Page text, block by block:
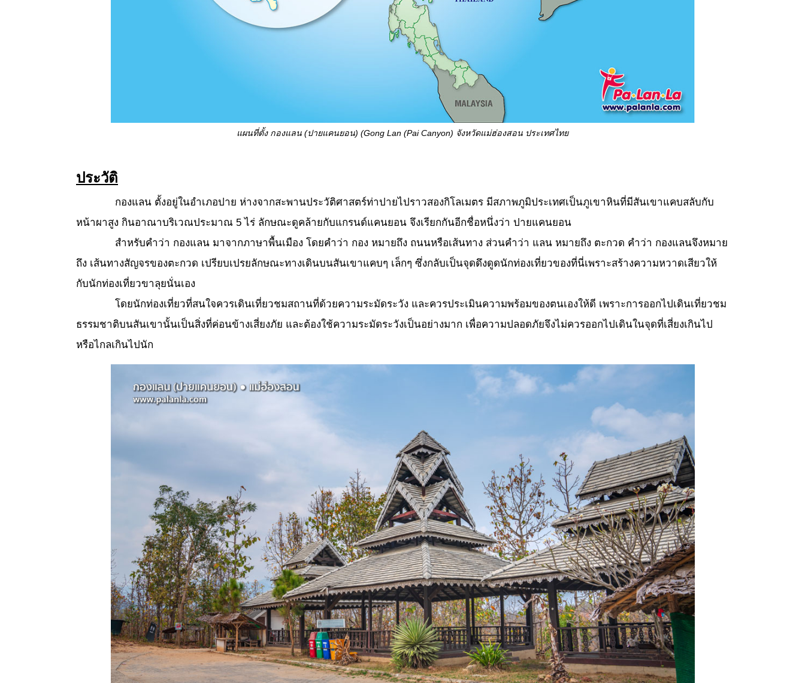
แผนที่ตั้ง กองแลน (ปายแคนยอน) (Gong Lan (Pai Canyon) จังหวัดแม่ฮ่องสอน ประเทศไทย
ประวัติ
กองแลน ตั้งอยู่ในอำเภอปาย ห่างจากสะพานประวัติศาสตร์ท่าปายไปราวสองกิโลเมตร มีสภาพภูมิประเทศเป็นภูเขาหินที่มีสันเขาแคบสลับกับ
หน้าผาสูง กินอาณาบริเวณประมาณ 5 ไร่ ลักษณะดูคล้ายกับแกรนด์แคนยอน จึงเรียกกันอีกชื่อหนึ่งว่า ปายแคนยอน
สำหรับคำว่า กองแลน มาจากภาษาพื้นเมือง โดยคำว่า กอง หมายถึง ถนนหรือเส้นทาง ส่วนคำว่า แลน หมายถึง ตะกวด คำว่า กองแลนจึงหมาย
ถึง เส้นทางสัญจรของตะกวด เปรียบเปรยลักษณะทางเดินบนสันเขาแคบๆ เล็กๆ ซึ่งกลับเป็นจุดดึงดูดนักท่องเที่ยวของที่นี่เพราะสร้างความหวาดเสียวให้
กับนักท่องเที่ยวขาลุยนั่นเอง
โดยนักท่องเที่ยวที่สนใจควรเดินเที่ยวชมสถานที่ด้วยความระมัดระวัง และควรประเมินความพร้อมของตนเองให้ดี เพราะการออกไปเดินเที่ยวชม
ธรรมชาติบนสันเขานั้นเป็นสิ่งที่ค่อนข้างเสี่ยงภัย และต้องใช้ความระมัดระวังเป็นอย่างมาก เพื่อความปลอดภัยจึงไม่ควรออกไปเดินในจุดที่เสี่ยงเกินไป
หรือไกลเกินไปนัก